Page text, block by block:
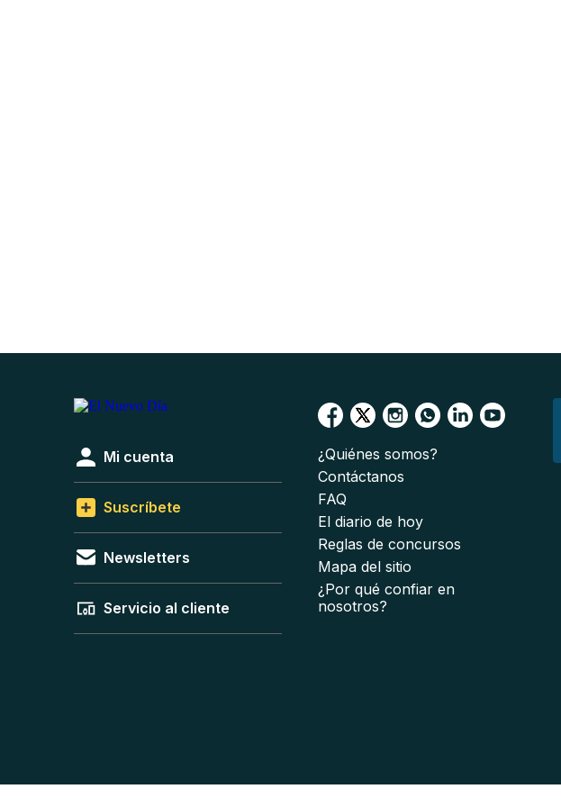
Mi cuenta
Suscríbete
Newsletters
Servicio al cliente
¿Quiénes somos?
Contáctanos
FAQ
El diario de hoy
Reglas de concursos
Mapa del sitio
¿Por qué confiar en
nosotros?